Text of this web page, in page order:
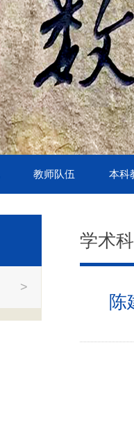
教师队伍 本科
>
学术
陈